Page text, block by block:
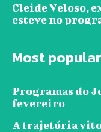
Cleide Veloso,
esteve no
Most popular
Programas do
fevereiro
A trajetória